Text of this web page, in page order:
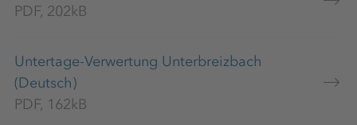
PDF, 202kB
Untertage-Verwertung Unterbreizbach
(Deutsch)
PDF, 162kB